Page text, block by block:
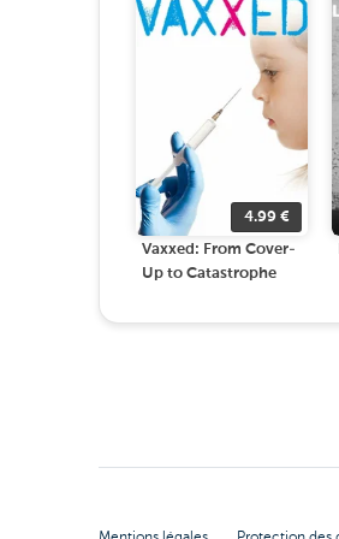
4.99€
Vaxxed: From Cover-
Up to Catastrophe